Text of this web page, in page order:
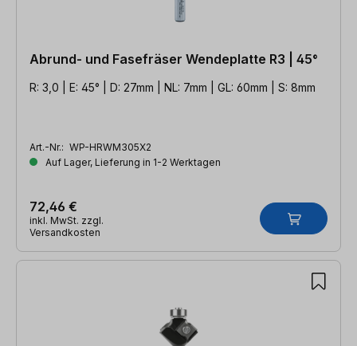
Abrund- und Fasefräser Wendeplatte R3 | 45°
R: 3,0 | E: 45° | D: 27mm | NL: 7mm | GL: 60mm | S: 8mm
Art.-Nr.: WP-HRWM305X2
Auf Lager, Lieferung in 1-2 Werktagen
72,46 €
inkl. MwSt. zzgl.
Versandkosten